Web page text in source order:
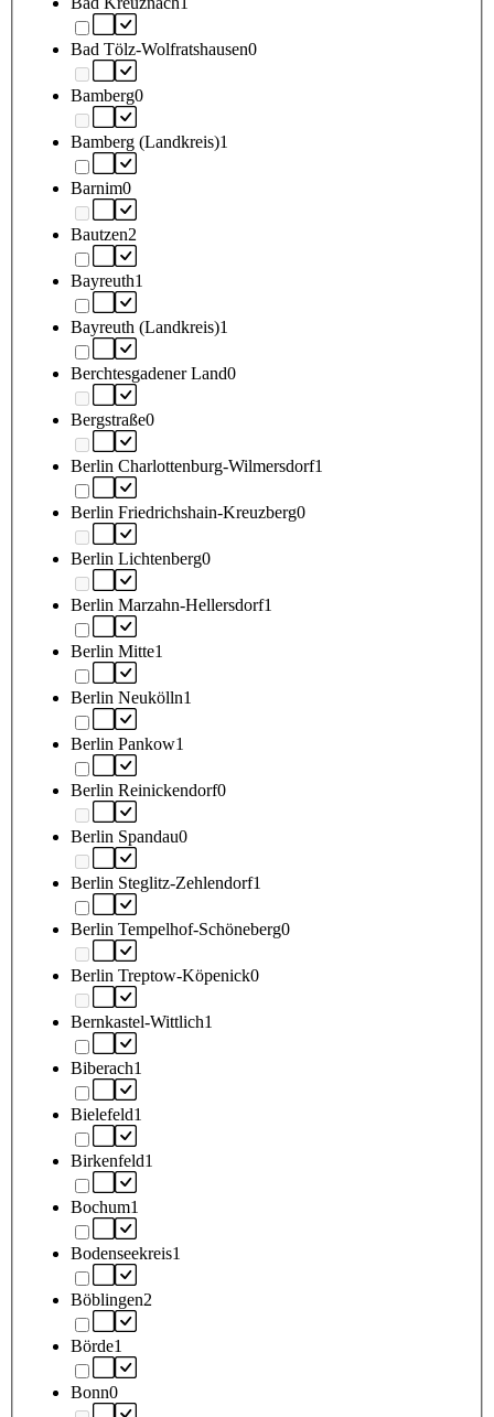
Bad Tölz-Wolfratshausen0
Bamberg0
Bamberg (Landkreis)1
Barnim0
Bautzen2
Bayreuth1
Bayreuth (Landkreis)1
Berchtesgadener Land0
Bergstraße0
Berlin Charlottenburg-Wilmersdorf1
Berlin Friedrichshain-Kreuzberg0
Berlin Lichtenberg0
Berlin Marzahn-Hellersdorf1
Berlin Mitte1
Berlin Neukölln1
Berlin Pankow1
Berlin Reinickendorf0
Berlin Spandau0
Berlin Steglitz-Zehlendorf1
Berlin Tempelhof-Schöneberg0
Berlin Treptow-Köpenick0
Bernkastel-Wittlich1
Biberach1
Bielefeld1
Birkenfeld1
Bochum1
Bodenseekreis1
Böblingen2
Börde1
Bonn0